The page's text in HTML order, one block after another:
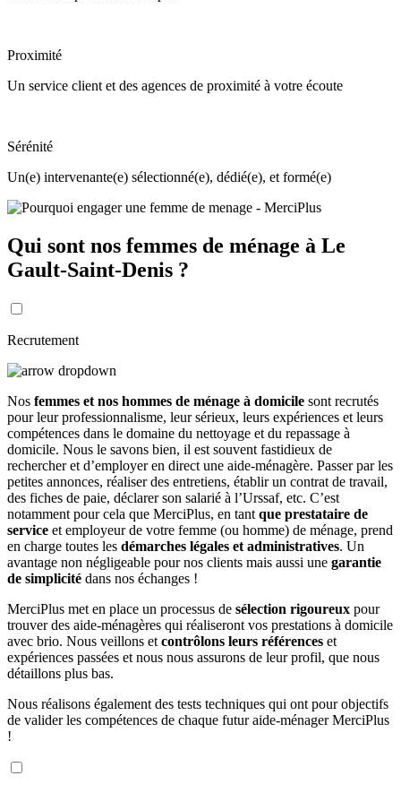
Proximité
Un service client et des agences de proximité à votre écoute
Sérénité
Un(e) intervenante(e) sélectionné(e), dédié(e), et formé(e)
Qui sont nos femmes de ménage à Le
Gault-Saint-Denis ?
Recrutement
Nos femmes et nos hommes de ménage à domicile sont recrutés
pour leur professionnalisme, leur sérieux, leurs expériences et leurs
compétences dans le domaine du nettoyage et du repassage à
domicile. Nous le savons bien, il est souvent fastidieux de
rechercher et d’employer en direct une aide-ménagère. Passer par les
petites annonces, réaliser des entretiens, établir un contrat de travail,
des fiches de paie, déclarer son salarié à l’Urssaf, etc. C’est
notamment pour cela que MerciPlus, en tant que prestataire de
service et employeur de votre femme (ou homme) de ménage, prend
en charge toutes les démarches légales et administratives. Un
avantage non négligeable pour nos clients mais aussi une garantie
de simplicité dans nos échanges !
MerciPlus met en place un processus de sélection rigoureux pour
trouver des aide-ménagères qui réaliseront vos prestations à domicile
avec brio. Nous veillons et contrôlons leurs références et
expériences passées et nous nous assurons de leur profil, que nous
détaillons plus bas.
Nous réalisons également des tests techniques qui ont pour objectifs
de valider les compétences de chaque futur aide-ménager MerciPlus
!